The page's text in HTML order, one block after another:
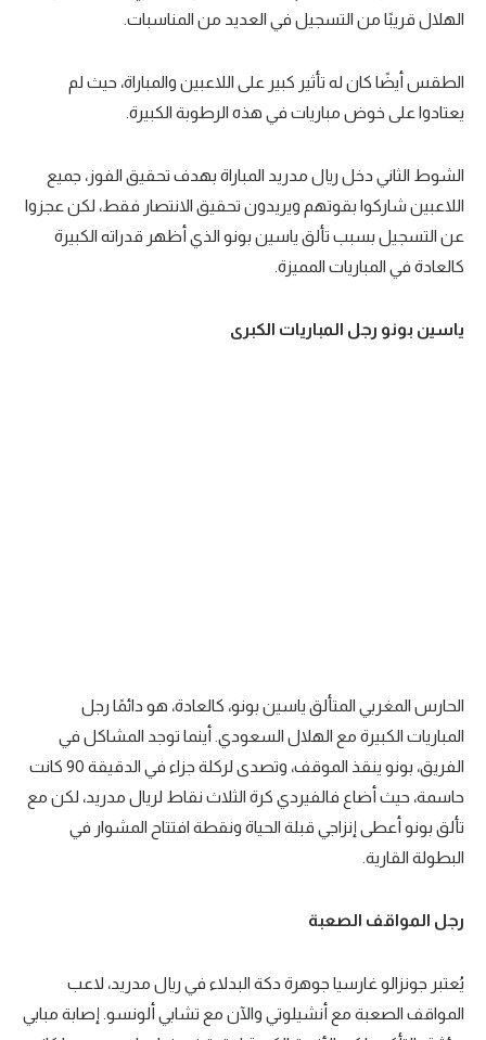
الهلال قريبًا من التسجيل في العديد من المناسبات.
الطقس أيضًا كان له تأثير كبير على اللاعبين والمباراة، حيث لم
يعتادوا على خوض مباريات في هذه الرطوبة الكبيرة.
الشوط الثاني دخل ريال مدريد المباراة بهدف تحقيق الفوز، جميع
اللاعبين شاركوا بقوتهم ويريدون تحقيق الانتصار فقط، لكن عجزوا
عن التسجيل بسبب تألق ياسين بونو الذي أظهر قدراته الكبيرة
كالعادة في المباريات المميزة.
ياسين بونو رجل المباريات الكبرى
الحارس المغربي المتألق ياسين بونو، كالعادة، هو دائمًا رجل
المباريات الكبيرة مع الهلال السعودي. أينما توجد المشاكل في
الفريق، بونو ينقذ الموقف، وتصدى لركلة جزاء في الدقيقة 90 كانت
حاسمة، حيث أضاع فالفيردي كرة الثلاث نقاط لريال مدريد، لكن مع
تألق بونو أعطى إنزاجي قبلة الحياة ونقطة افتتاح المشوار في
البطولة القارية.
رجل المواقف الصعبة
يُعتبر جونزالو غارسيا جوهرة دكة البدلاء في ريال مدريد، لاعب
المواقف الصعبة مع أنشيلوتي والآن مع تشابي ألونسو. إصابة مبابي